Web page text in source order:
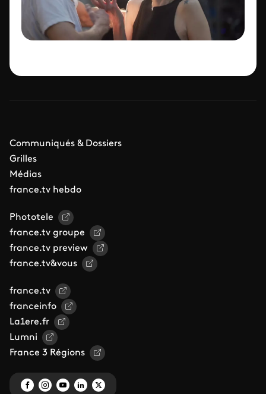
Communiqués & Dossiers
Grilles
Médias
france.tv hebdo
Phototele
france.tv groupe
france.tv preview
france.tv&vous
france.tv
franceinfo
La1ere.fr
Lumni
France 3 Régions